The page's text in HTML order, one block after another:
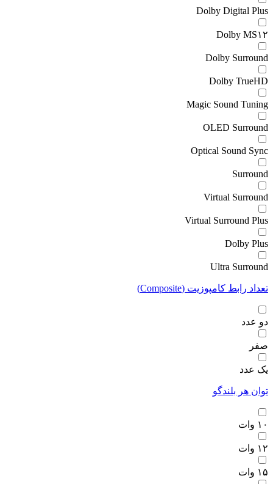
Dolby Digital Plus
Dolby MS۱۲
Dolby Surround
Dolby TrueHD
Magic Sound Tuning
OLED Surround
Optical Sound Sync
Surround
Virtual Surround
Virtual Surround Plus
Dolby Plus
Ultra Surround
تعداد رابط کامپوزیت (Composite)
دو عدد
صفر
یک عدد
توان هر بلندگو
۱۰ وات
۱۲ وات
۱۵ وات